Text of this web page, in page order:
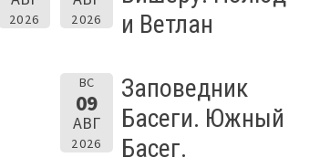
2026 2026
и Ветлан
ВС
09
АВГ
2026
Заповедник
Басеги. Южный
Басег.